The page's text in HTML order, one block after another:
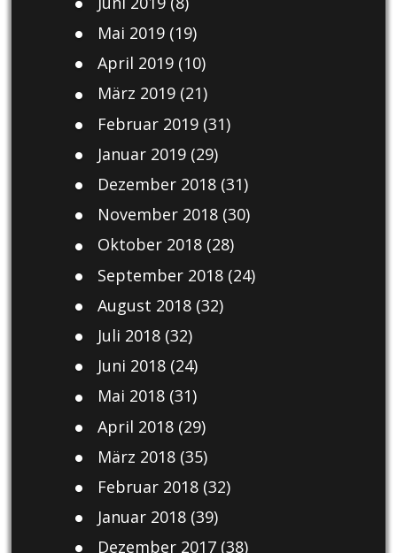
Mai 2019(19)
April 2019(10)
März 2019(21)
Februar 2019(31)
Januar 2019(29)
Dezember 2018(31)
November 2018(30)
Oktober 2018(28)
September 2018(24)
August 2018(32)
Juli 2018(32)
Juni 2018(24)
Mai 2018(31)
April 2018(29)
März 2018(35)
Februar 2018(32)
Januar 2018(39)
Dezember 2017(38)